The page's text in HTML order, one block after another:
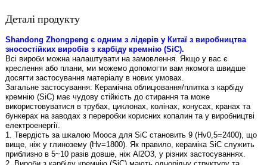
Деталі продукту
Shandong Zhongpeng є одним з лідерів у Китаї з виробництва
зносостійких виробів з карбіду кремнію (SiC).
Всі вироби можна налаштувати на замовлення. Якщо у вас є
креслення або плани, ми можемо допомогти вам якомога швидше
досягти застосування матеріалу в нових умовах.
Загальне застосування: Керамічна облицювання/плитка з карбіду
кремнію (SiC) має чудову стійкість до стирання та може
використовуватися в трубах, циклонах, колінах, конусах, кранах та
бункерах на заводах з переробки корисних копалин та у виробництві
електроенергії.
1. Твердість за шкалою Мооса для SiC становить 9 (Hv0,5=2400), що
вище, ніж у глинозему (Hv=1800). Як правило, кераміка SiC служить
приблизно в 5~10 разів довше, ніж Al2O3, у різних застосуваннях.